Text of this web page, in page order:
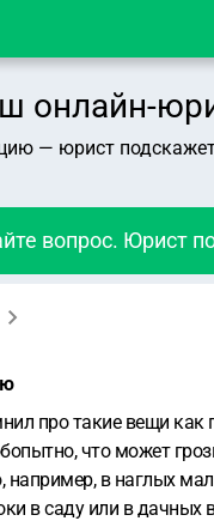
— юрист
вопрос. Юрист
про такие вещи как
что может
например, в наглых
в саду или в дачных